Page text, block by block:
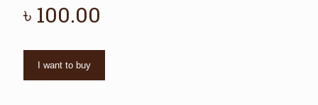
৳ 100.00
I want to buy